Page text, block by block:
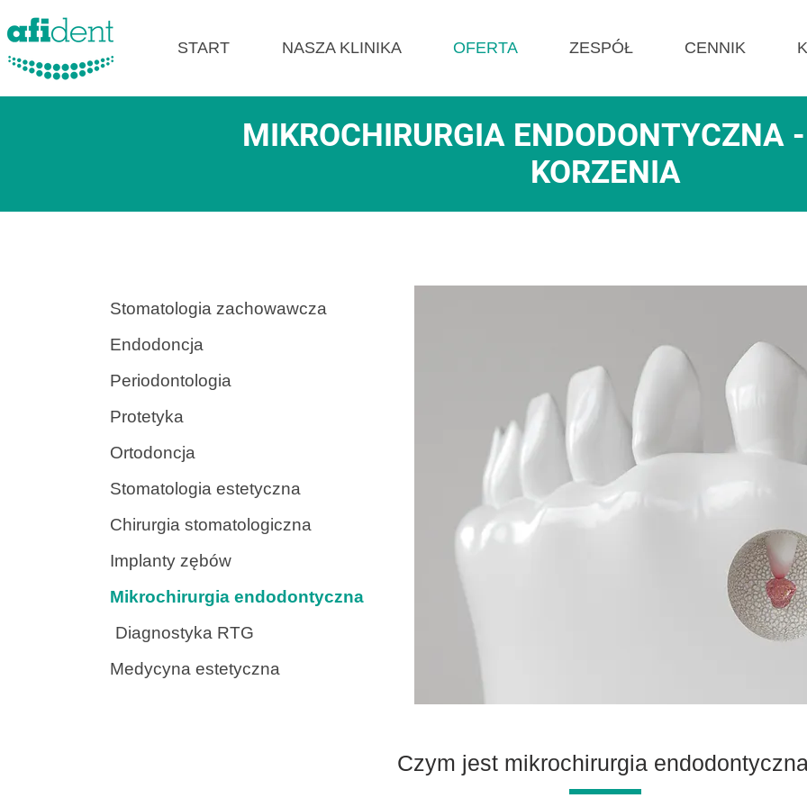
START NASZA KLINIKA OFERTA ZESPÓŁ CENNIK
MIKROCHIRURGIA ENDODONTYCZNA
KORZENIA
Stomatologia zachowawcza
Endodoncja
Periodontologia
Protetyka
Ortodoncja
Stomatologia estetyczna
Chirurgia stomatologiczna
Implanty zębów
Mikrochirurgia endodontyczna
Diagnostyka RTG
Medycyna estetyczna
Czym jest mikrochirurgia